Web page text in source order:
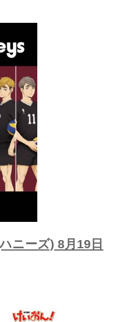
ニーズ) 8月19日